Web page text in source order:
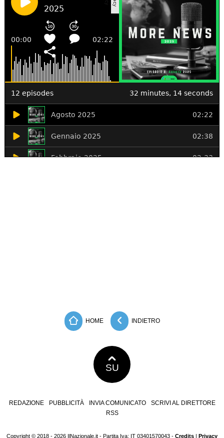
HOME INDIETRO
SU
REDAZIONE PUBBLICITÀ INVIA COMUNICATO
SCRIVI AL DIRETTORE
RSS
Copyright © 2018 - 2026 IlNazionale.it - Partita Iva: IT 03401570043 - Credits | Privacy